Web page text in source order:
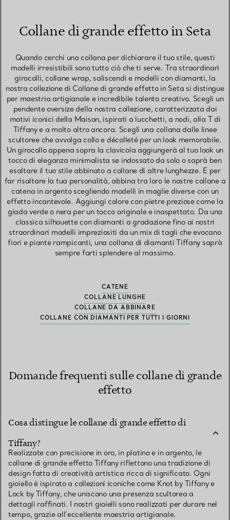
Collane di grande effetto in Seta
Quando cerchi una collana per dichiarare il tuo stile, questi
modelli irresistibili sono tutto ciò che ti serve. Tra straordinari
girocolli, collane wrap, saliscendi e modelli con diamanti, la
nostra collezione di Collane di grande effetto in Seta si distingue
per maestria artigianale e incredibile talento creativo. Scegli un
pendente oversize della nostra collezione, caratterizzata dai
motivi iconici della Maison, ispirati a lucchetti, a nodi, alla T di
Tiffany e a molto altro ancora. Scegli una collana dalle linee
scultoree che avvolga collo e décolleté per un look memorabile.
Un girocollo appena sopra la clavicola aggiungerà al tuo look un
tocco di eleganza minimalista se indossato da solo o saprà ben
esaltare il tuo stile abbinato a collane di altre lunghezze. E per
far risaltare la tua personalità, abbina tra loro le nostre collane a
catena in argento scegliendo modelli in maglie diverse con un
effetto incantevole. Aggiungi colore con pietre preziose come la
giada verde o nera per un tocco originale e inaspettato. Da una
classica silhouette con diamanti a gradazione fino ai nostri
straordinari modelli impreziositi da un mix di tagli che evocano
fiori e piante rampicanti, una collana di diamanti Tiffany saprà
sempre farti splendere al massimo.
CATENE
COLLANE LUNGHE
COLLANE DA ABBINARE
COLLANE CON DIAMANTI PER TUTTI I GIORNI
Domande frequenti sulle collane di grande
effetto
Cosa distingue le collane di grande effetto di
Tiffany?
Realizzate con precisione in oro, in platino e in argento, le
collane di grande effetto Tiffany riflettono una tradizione di
design fatta di creatività artistica ricca di significato. Ogni
gioiello è ispirato a collezioni iconiche come Knot by Tiffany e
Lock by Tiffany, che uniscono una presenza scultorea a
dettagli raffinati. I nostri gioielli sono realizzati per durare nel
tempo, grazie all’eccellente maestria artigianale.